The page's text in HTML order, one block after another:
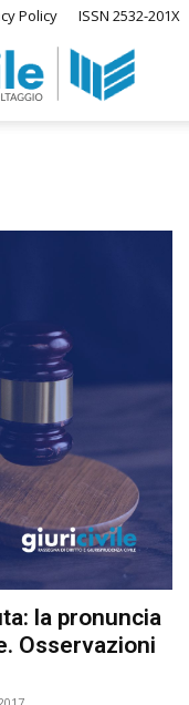
Policy ISSN 2532-201X
e
la pronuncia
Osservazioni